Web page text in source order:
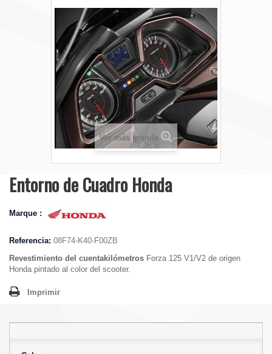
Ver más grande
Entorno de Cuadro Honda
Marque :
Referencia: 08F74-K40-F00ZB
Revestimiento del cuentakilómetros Forza 125 V1/V2 de origen
Honda pintado al color del scooter.
Imprimir